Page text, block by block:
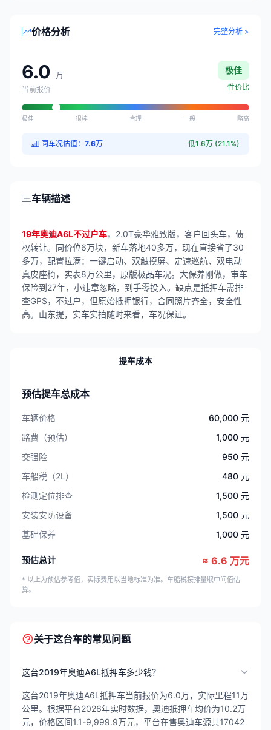
价格分析 完整分析 >
6.0 万
当前报价
极佳
性价比
极佳 很棒 合理 一般 略高
同车况估值： 7.6万 低1.6万 (21.1%)
车辆描述
19年奥迪A6L不过户车，2.0T豪华雅致版，客户回头车，债
权转让。同价位6万块，新车落地40多万，现在直接省了30
多万，配置拉满：一键启动、双触摸屏、定速巡航、双电动
真皮座椅，实表8万公里，原版极品车况。大保养刚做，审车
保险到27年，小违章忽略，到手零投入。缺点是抵押车需排
查GPS，不过户，但原始抵押银行，合同照片齐全，安全性
高。山东提，实车实拍随时来看，车况保证。
提车成本
预估提车总成本
车辆价格
60,000 元
路费（预估）
1,000 元
交强险
950 元
车船税（2L）
480 元
检测定位排查
1,500 元
安装安防设备
1,500 元
基础保养
1,000 元
预估总计 ≈ 6.6 万元
* 以上为预估参考值，实际费用以当地标准为准。车船税按排量取中间值估
算。
关于这台车的常见问题
这台2019年奥迪A6L抵押车多少钱？
这台2019年奥迪A6L抵押车当前报价为6.0万，实际里程11万
公里。根据平台2026年实时数据，奥迪抵押车均价为10.2万
元，价格区间1.1-9,999.9万元，平台在售奥迪车源共17042